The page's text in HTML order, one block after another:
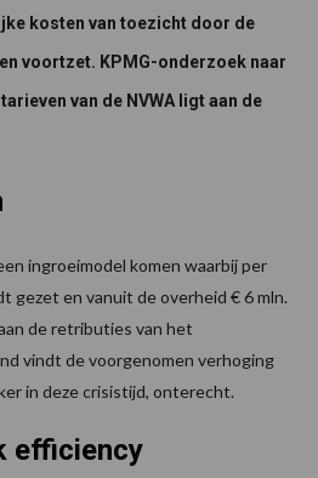
kosten van toezicht door de
voortzet. KPMG-onderzoek naar
van de NVWA ligt aan de
ingroeimodel komen waarbij per
gezet en vanuit de overheid € 6 mln.
de retributies van het
vindt de voorgenomen verhoging
in deze crisistijd, onterecht.
efficiency